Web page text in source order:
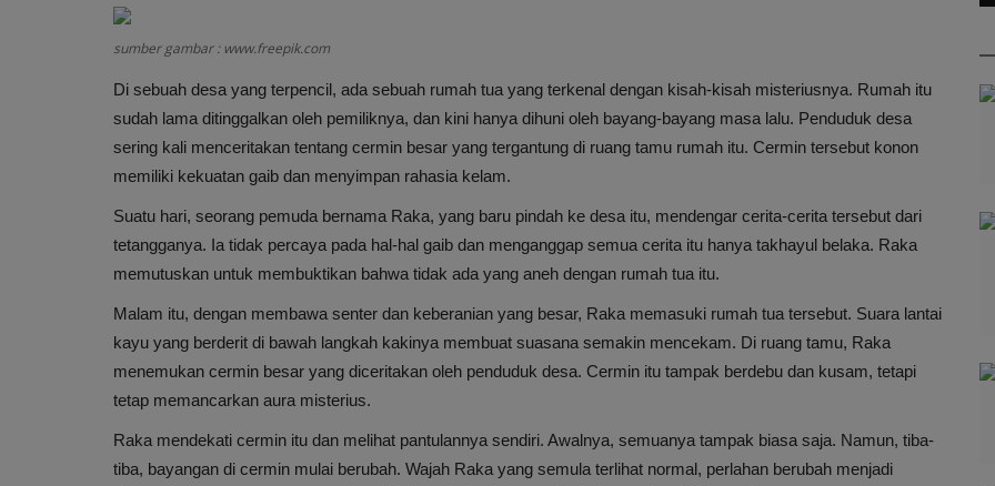
sumber gambar : www.freepik.com
Di sebuah desa yang terpencil, ada sebuah rumah tua yang terkenal dengan kisah-kisah misteriusnya. Rumah itu
sudah lama ditinggalkan oleh pemiliknya, dan kini hanya dihuni oleh bayang-bayang masa lalu. Penduduk desa
sering kali menceritakan tentang cermin besar yang tergantung di ruang tamu rumah itu. Cermin tersebut konon
memiliki kekuatan gaib dan menyimpan rahasia kelam.
Suatu hari, seorang pemuda bernama Raka, yang baru pindah ke desa itu, mendengar cerita-cerita tersebut dari
tetangganya. Ia tidak percaya pada hal-hal gaib dan menganggap semua cerita itu hanya takhayul belaka. Raka
memutuskan untuk membuktikan bahwa tidak ada yang aneh dengan rumah tua itu.
Malam itu, dengan membawa senter dan keberanian yang besar, Raka memasuki rumah tua tersebut. Suara lantai
kayu yang berderit di bawah langkah kakinya membuat suasana semakin mencekam. Di ruang tamu, Raka
menemukan cermin besar yang diceritakan oleh penduduk desa. Cermin itu tampak berdebu dan kusam, tetapi
tetap memancarkan aura misterius.
Raka mendekati cermin itu dan melihat pantulannya sendiri. Awalnya, semuanya tampak biasa saja. Namun, tiba-
tiba, bayangan di cermin mulai berubah. Wajah Raka yang semula terlihat normal, perlahan berubah menjadi